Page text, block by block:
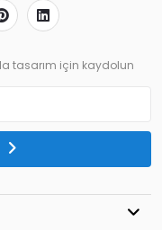
tasarım için kaydolun